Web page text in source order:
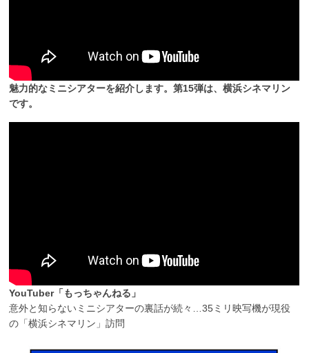
魅力的なミニシアターを紹介します。第15弾は、横浜シネマリン
です。
YouTuber「もっちゃんねる」
意外と知らないミニシアターの裏話が続々…35ミリ映写機が現役
の「横浜シネマリン」訪問